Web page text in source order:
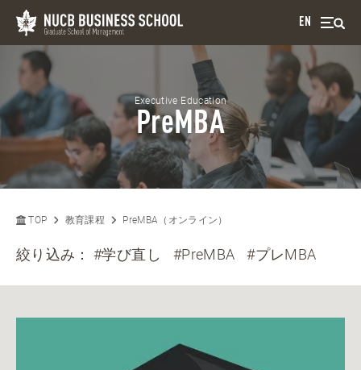
EN
Executive Education
PreMBA
TOP 教育課程 PreMBA（オンライン）
絞り込み：#学び直し #PreMBA #プレMBA